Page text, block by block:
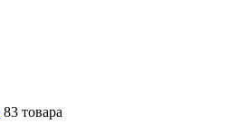
83 товара